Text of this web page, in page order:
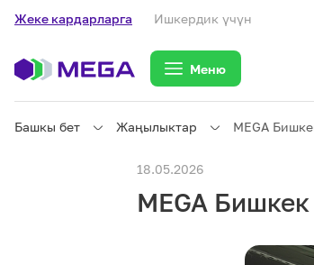
Жеке кардарларга Ишкердик үчүн
Меню
Жеке кардарларга
Башкы бет Жаңылыктар MEGA
18.05.2026
MEGA